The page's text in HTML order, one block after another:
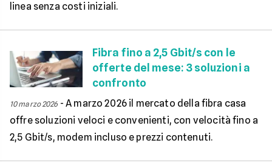
linea senza costi iniziali.
Fibra fino a 2,5 Gbit/s con le
offerte del mese: 3 soluzioni a
confronto
10 marzo 2026 -A marzo 2026 il mercato della fibra casa
offre soluzioni veloci e convenienti, con velocità fino a
2,5 Gbit/s, modem incluso e prezzi contenuti.